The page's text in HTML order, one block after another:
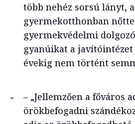
több nehéz sorsú lányt,
gyermekotthonban
gyermekvédelmi
gyanúikat a
évekig nem történt
– „Jellemzően a főváros
örökbefogadni